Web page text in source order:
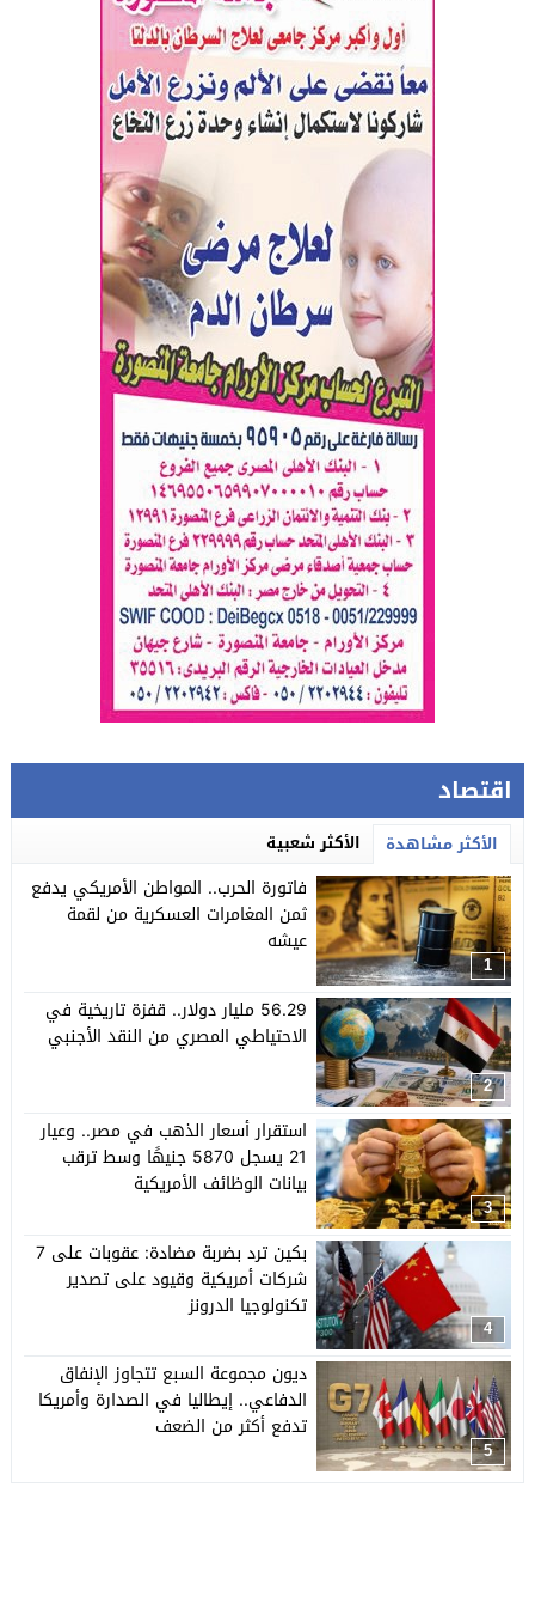
اقتصاد
الأكثر مشاهدة الأكثر شعبية
1
فاتورة الحرب.. المواطن الأمريكي يدفع
ثمن المغامرات العسكرية من لقمة
عيشه
2
56.29 مليار دولار.. قفزة تاريخية في
الاحتياطي المصري من النقد الأجنبي
3
استقرار أسعار الذهب في مصر.. وعيار
21 يسجل 5870 جنيهًا وسط ترقب
بيانات الوظائف الأمريكية
4
بكين ترد بضربة مضادة: عقوبات على 7
شركات أمريكية وقيود على تصدير
تكنولوجيا الدرونز
5
ديون مجموعة السبع تتجاوز الإنفاق
الدفاعي.. إيطاليا في الصدارة وأمريكا
تدفع أكثر من الضعف